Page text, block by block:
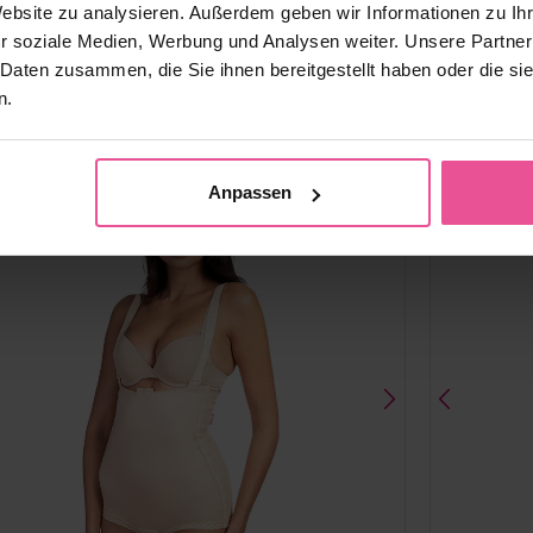
zu analysieren. Außerdem geben wir Informationen zu
soziale Medien, Werbung und Analysen weiter. Unsere
zusammen, die Sie ihnen bereitgestellt haben oder die
Anpassen
Vorrätig